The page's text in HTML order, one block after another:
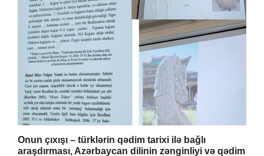
Onun çıxışı – türklərin qədim tarixi ilə bağlı
araşdırması, Azərbaycan dilinin zənginliyi və qədim